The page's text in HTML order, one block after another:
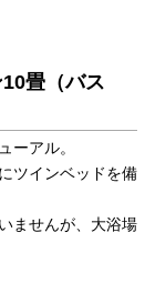
畳（バス
ーアル。
ツインベッドを備
ませんが、大浴場